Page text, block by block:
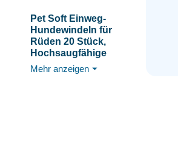
Pet Soft Einweg-
Hundewindeln für
Rüden 20 Stück,
Hochsaugfähige
Rüdenwindeln mit
Nässeindikator und
Mehr anzeigen ⏷